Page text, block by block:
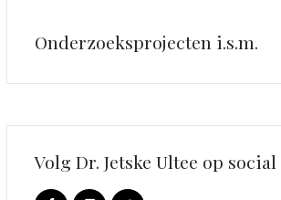
Onderzoeksprojecten i.s.m.
Volg Dr. Jetske Ultee op